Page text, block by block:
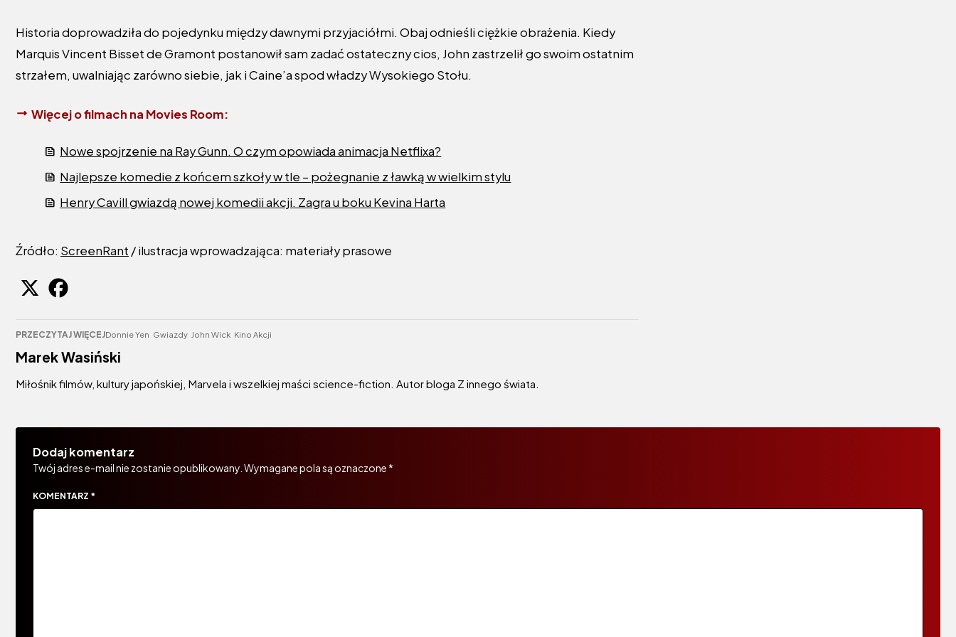
Historia doprowadziła do pojedynku między dawnymi przyjaciółmi. Obaj odnieśli ciężkie obrażenia. Kiedy
Marquis Vincent Bisset de Gramont postanowił sam zadać ostateczny cios, John zastrzelił go swoim ostatnim
strzałem, uwalniając zarówno siebie, jak i Caine’a spod władzy Wysokiego Stołu.
Więcej o filmach na Movies Room:
Nowe spojrzenie na Ray Gunn. O czym opowiada animacja Netflixa?
Najlepsze komedie z końcem szkoły w tle – pożegnanie z ławką w wielkim stylu
Henry Cavill gwiazdą nowej komedii akcji. Zagra u boku Kevina Harta
Źródło: ScreenRant / ilustracja wprowadzająca: materiały prasowe
PRZECZYTAJ WIĘCEJDonnie Yen Gwiazdy John Wick Kino Akcji
Marek Wasiński
Miłośnik filmów, kultury japońskiej, Marvela i wszelkiej maści science-fiction. Autor bloga Z innego świata.
Dodaj komentarz
Twój adres e-mail nie zostanie opublikowany. Wymagane pola są oznaczone *
KOMENTARZ *